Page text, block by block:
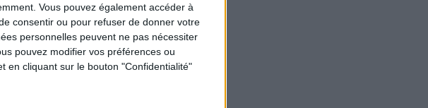
Vous pouvez également accéder à
consentir ou pour refuser de donner votre
personnelles peuvent ne pas nécessiter
pouvez modifier vos préférences ou
en cliquant sur le bouton "Confidentialité"
ni
et